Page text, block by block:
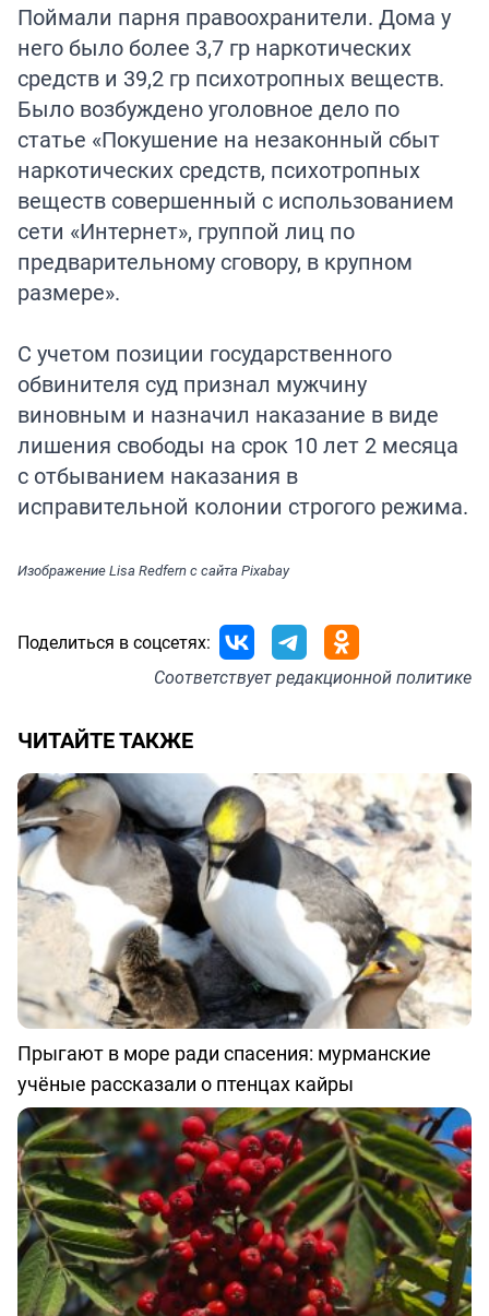
Поймали парня правоохранители. Дома у
него было более 3,7 гр наркотических
средств и 39,2 гр психотропных веществ.
Было возбуждено уголовное дело по
статье «Покушение на незаконный сбыт
наркотических средств, психотропных
веществ совершенный с использованием
сети «Интернет», группой лиц по
предварительному сговору, в крупном
размере».
С учетом позиции государственного
обвинителя суд признал мужчину
виновным и назначил наказание в виде
лишения свободы на срок 10 лет 2 месяца
с отбыванием наказания в
исправительной колонии строгого режима.
ИзображениеLisa Redfernс сайта Pixabay
Поделиться в соцсетях:
Соответствуетредакционной политике
ЧИТАЙТЕ ТАКЖЕ
Прыгают в море ради спасения: мурманские
учёные рассказали о птенцах кайры